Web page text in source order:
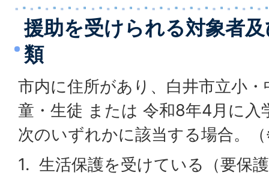
援助を受けられる対象者
類
市内に住所があり、白井市立小
童・生徒 または 令和8年4月に入
次のいずれかに該当する場合。
1. 生活保護を受けている（要保